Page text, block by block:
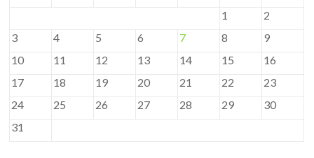
1
2
3
4 5 6 7 8
9
10
11 12 13 14 15
16
17
18 19 20 21 22
23
24
25 26 27 28 29
30
31